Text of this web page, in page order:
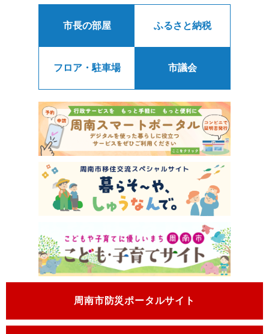
市長の部屋 ふるさと納税
フロア・駐車場 市議会
周南市防災ポータルサイト